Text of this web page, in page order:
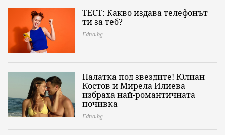
ТЕСТ: Какво издава телефонът
ти за теб?
Edna.bg
Палатка под звездите! Юлиан
Костов и Мирела Илиева
избраха най-романтичната
почивка
Edna.bg